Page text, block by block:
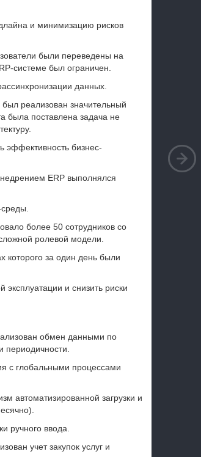
и минимизацию рисков
были переведены на
системе был ограничен.
данных.
реализован значительный
была поставлена задача не
эффективность бизнес-
ERP выполнялся
более 50 сотрудников со
ролевой модели.
которого за один день были
и снизить риски
обмен данными по
периодичности.
с глобальными процессами
автоматизированной загрузки и
ручного ввода.
учет закупок услуг и